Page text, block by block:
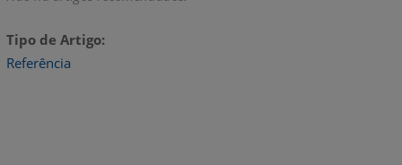
Tipo de Artigo
Referência